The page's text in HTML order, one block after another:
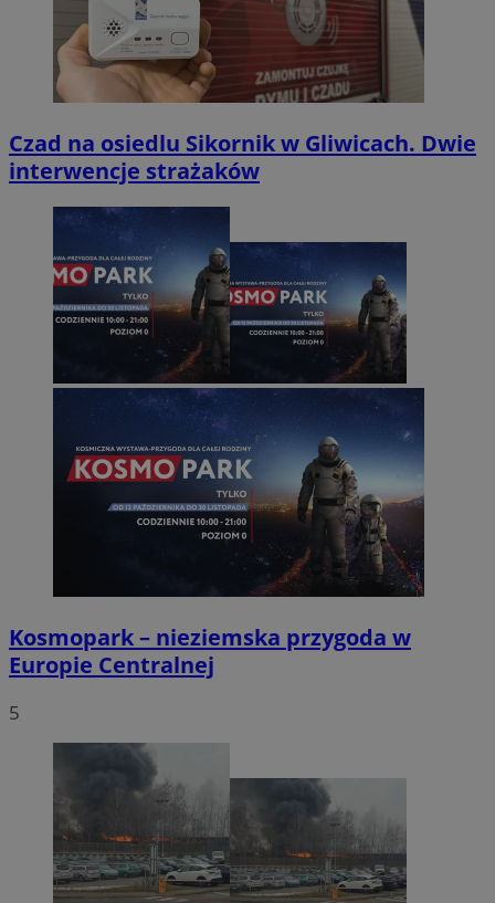
Czad na osiedlu Sikornik w Gliwicach. Dwie
interwencje strażaków
Kosmopark – nieziemska przygoda w
Europie Centralnej
5